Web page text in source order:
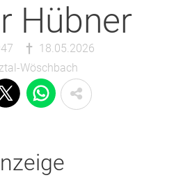
Hübner
18.05.2026
Wöschbach